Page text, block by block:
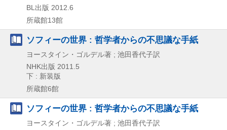
BL出版 2012.6
所蔵館13館
ソフィーの世界 : 哲学者からの不思議な手紙
ヨースタイン・ゴルデル著 ; 池田香代子訳
NHK出版 2011.5
下 : 新装版
所蔵館6館
ソフィーの世界 : 哲学者からの不思議な手紙
ヨースタイン・ゴルデル著 ; 池田香代子訳